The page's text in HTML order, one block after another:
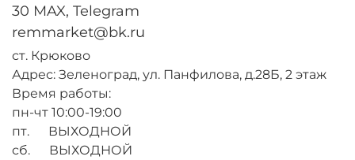
30 MAX, Telegram
remmarket@bk.ru
ст. Крюково
Адрес: Зеленоград, ул. Панфилова, д.28Б, 2 этаж
Время работы:
пн-чт 10:00-19:00
пт. ВЫХОДНОЙ
сб. ВЫХОДНОЙ